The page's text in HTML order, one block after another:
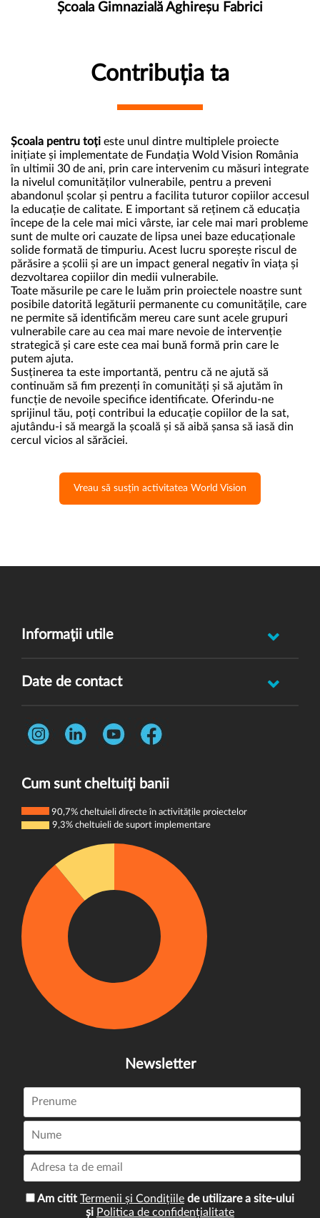
Școala Gimnazială Aghireșu Fabrici
Contribuția ta
Școala pentru toți este unul dintre multiplele proiecte
inițiate și implementate de Fundația Wold Vision România
în ultimii 30 de ani, prin care intervenim cu măsuri integrate
la nivelul comunităților vulnerabile, pentru a preveni
abandonul școlar și pentru a facilita tuturor copiilor accesul
la educație de calitate. E important să reținem că educația
începe de la cele mai mici vârste, iar cele mai mari probleme
sunt de multe ori cauzate de lipsa unei baze educaționale
solide formată de timpuriu. Acest lucru sporește riscul de
părăsire a școlii și are un impact general negativ în viața și
dezvoltarea copiilor din medii vulnerabile.
Toate măsurile pe care le luăm prin proiectele noastre sunt
posibile datorită legăturii permanente cu comunitățile, care
ne permite să identificăm mereu care sunt acele grupuri
vulnerabile care au cea mai mare nevoie de intervenție
strategică și care este cea mai bună formă prin care le
putem ajuta.
Susținerea ta este importantă, pentru că ne ajută să
continuăm să fim prezenți în comunități și să ajutăm în
funcție de nevoile specifice identificate. Oferindu-ne
sprijinul tău, poți contribui la educație copiilor de la sat,
ajutându-i să meargă la școală și să aibă șansa să iasă din
cercul vicios al sărăciei.
Vreau să susțin activitatea World Vision
Informaţii utile
Întrebări frecvente
Politica de cookie-uri
Date de contact
Str. Rotasului, Nr. 7, Sector 1, Bucuresti, 012167
Telefon:
0731 444 013
Cum sunt cheltuiţi banii
90,7% cheltuieli directe în activitățile proiectelor
9,3% cheltuieli de suport implementare
Newsletter
Am citit Termenii și Condițiile de utilizare a site-ului
și Politica de confidențialitate